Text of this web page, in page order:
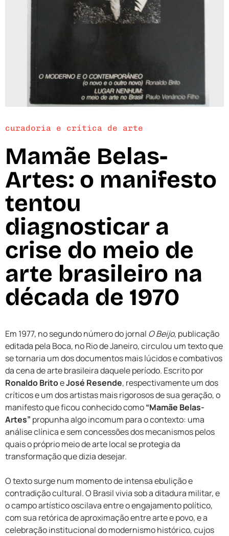
curadoria e crítica de arte
Mamãe Belas-
Artes: o manifesto
tentou
diagnosticar a
crise do meio de
arte brasileiro na
década de 1970
Em 1977, no segundo número do jornal O Beijo, publicação
editada pela Boca, no Rio de Janeiro, circulou um texto que
se tornaria um dos documentos mais lúcidos e combativos
da cena de arte brasileira daquele período. Escrito por
Ronaldo BritoeJosé Resende, respectivamente um dos
críticos e um dos artistas mais rigorosos de sua geração, o
manifesto que ficou conhecido como“Mamãe Belas-
Artes” propunha algo incomum para o contexto: uma
análise clínica e sem concessões dos mecanismos pelos
quais o próprio meio de arte local se protegia da
transformação que dizia desejar.
O texto surge num momento de intensa ebulição e
contradição cultural. O Brasil vivia sob a ditadura militar, e
o campo artístico oscilava entre o engajamento político,
com sua retórica de aproximação entre arte e povo, e a
celebração institucional do modernismo histórico, cujos